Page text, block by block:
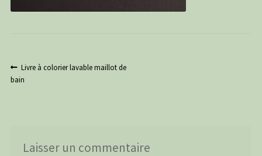
Navigation
de
Article
précédent :
Livre à colorier lavable maillot de
bain
Laisser un commentaire